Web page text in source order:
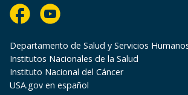
Departamento de Salud y Servicios
Institutos Nacionales de la Salud
Instituto Nacional del Cáncer
USA.gov en español